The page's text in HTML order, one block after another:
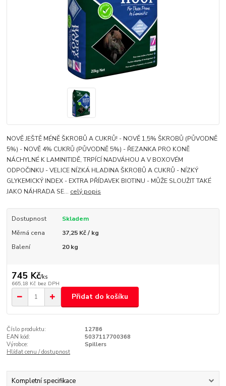
NOVĚ JEŠTĚ MÉNĚ ŠKROBŮ A CUKRŮ! - NOVĚ 1,5% ŠKROBŮ (PŮVODNĚ
5%) - NOVĚ 4% CUKRŮ (PŮVODNĚ 5%) - ŘEZANKA PRO KONĚ
NÁCHYLNÉ K LAMINITIDĚ, TRPÍCÍ NADVÁHOU A V BOXOVÉM
ODPOČINKU - VELICE NÍZKÁ HLADINA ŠKROBŮ A CUKRŮ - NÍZKÝ
GLYKEMICKÝ INDEX - EXTRA PŘÍDAVEK BIOTINU - MŮŽE SLOUŽIT TAKÉ
JAKO NÁHRADA SE... celý popis
Dostupnost
Skladem
Měrná cena
37,25 Kč / kg
Balení
20 kg
745 Kč/ks
665,18 Kč bez DPH
Přidat do košíku
Číslo produktu:
12786
EAN kód:
5037117700368
Výrobce:
Spillers
Hlídat cenu / dostupnost
Kompletní specifikace